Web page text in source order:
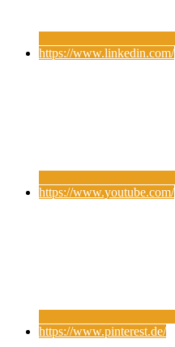
https://www.linkedin.com/
https://www.youtube.com/
https://www.pinterest.de/